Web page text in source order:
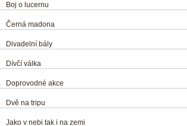
Boj o lucernu
Černá madona
Divadelní bály
Dívčí válka
Doprovodné akce
Dvě na tripu
Jako v nebi tak i na zemi